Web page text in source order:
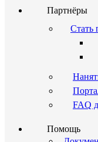
Партнёры
Стать
FAQ
Помощь